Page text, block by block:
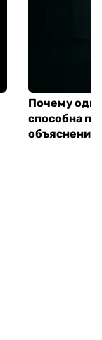
Почему
способна
объяснение